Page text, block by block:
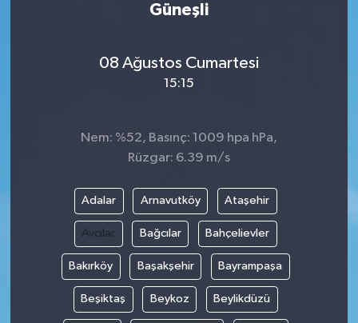
Güneşli
08 Ağustos Cumartesi
15:15
Nem: %52, Basınç: 1009 hpa hPa,
Rüzgar: 6.39 m/s
Adalar Arnavutköy Ataşehir
Avcılar Bağcılar Bahçelievler
Bakırköy Başakşehir Bayrampaşa
Beşiktaş Beykoz Beylikdüzü